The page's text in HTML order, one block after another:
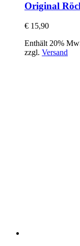
Original
€ 15,90
Enthält 20%
zzgl. Versand